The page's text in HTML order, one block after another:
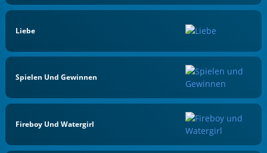
Liebe
Spielen Und Gewinnen
Fireboy Und Watergirl